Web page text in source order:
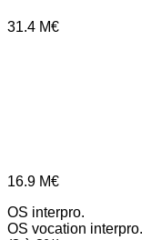
31.4 M€
16.9 M€
OS interpro.
OS vocation interpro.